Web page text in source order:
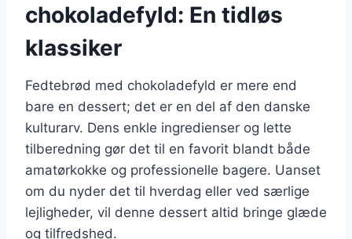
chokoladefyld: En tidløs
klassiker
Fedtebrød med chokoladefyld er mere end
bare en dessert; det er en del af den danske
kulturarv. Dens enkle ingredienser og lette
tilberedning gør det til en favorit blandt både
amatørkokke og professionelle bagere. Uanset
om du nyder det til hverdag eller ved særlige
lejligheder, vil denne dessert altid bringe glæde
og tilfredshed.